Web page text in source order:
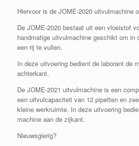
Hiervoor is de JOME-2020 uitvulmachine
De JOME-2020 bestaat uit een vloeistof
handmatige uitvulmachine geschikt om in
een rij te vullen.
In deze uitvoering bedient de laborant de
achterkant.
De JOME-2021 uitvulmachine is een
een uitvulcapaciteit van 12 pipetten en
kleine werkruimte. In deze uitvoering
machine aan de zijkant.
Nieuwsgierig?